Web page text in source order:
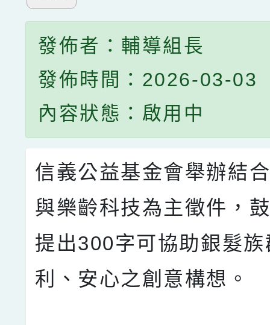
發佈者：輔導組長
發佈時間：2026-03-03
內容狀態：啟用中
信義公益基金會舉辦結
與樂齡科技為主徵件，
提出300字可協助銀髮
利、安心之創意構想。